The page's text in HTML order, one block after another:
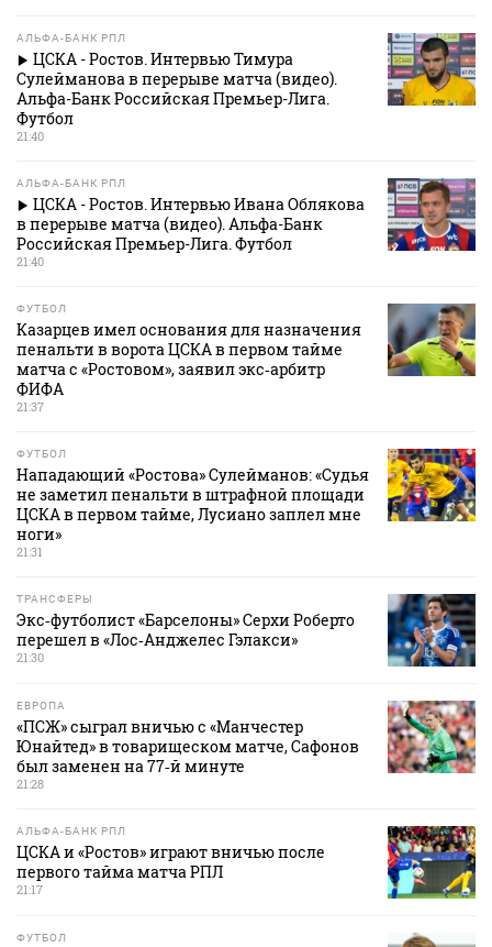
АЛЬФА-БАНК РПЛ
ЦСКА - Ростов. Интервью Тимура
Сулейманова в перерыве матча (видео).
Альфа-Банк Российская Премьер-Лига.
Футбол
21:40
АЛЬФА-БАНК РПЛ
ЦСКА - Ростов. Интервью Ивана Облякова
в перерыве матча (видео). Альфа-Банк
Российская Премьер-Лига. Футбол
21:40
ФУТБОЛ
Казарцев имел основания для назначения
пенальти в ворота ЦСКА в первом тайме
матча с «Ростовом», заявил экс‑арбитр
ФИФА
21:37
ФУТБОЛ
Нападающий «Ростова» Сулейманов: «Судья
не заметил пенальти в штрафной площади
ЦСКА в первом тайме, Лусиано заплел мне
ноги»
21:31
ТРАНСФЕРЫ
Экс‑футболист «Барселоны» Серхи Роберто
перешел в «Лос‑Анджелес Гэлакси»
21:30
ЕВРОПА
«ПСЖ» сыграл вничью с «Манчестер
Юнайтед» в товарищеском матче, Сафонов
был заменен на 77‑й минуте
21:28
АЛЬФА-БАНК РПЛ
ЦСКА и «Ростов» играют вничью после
первого тайма матча РПЛ
21:17
ФУТБОЛ